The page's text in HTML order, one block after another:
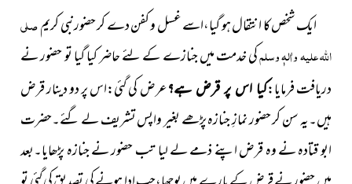
ایک شخص کا انتقال ہو گیا،اسے غسل و کفن دے کر حضورنبی کریمصلی
اللہ علیہ واٰلہٖ وسلمکی خدمت میں جنازے کے لئے حاضر کیا گیا تو حضور نے
دریافت فرمایا:کیا اس پر قرض ہے؟عرض کی گئی:اس پر دو دینار قرض
ہیں۔یہ سن کر حضور نمازِ جنازہ پڑھے بغیر واپس تشریف لے گئے۔حضرت
ابو قتادہ نے وہ قرض اپنے ذمے لے لیا تب حضور نے جنازہ پڑھایا۔بعد